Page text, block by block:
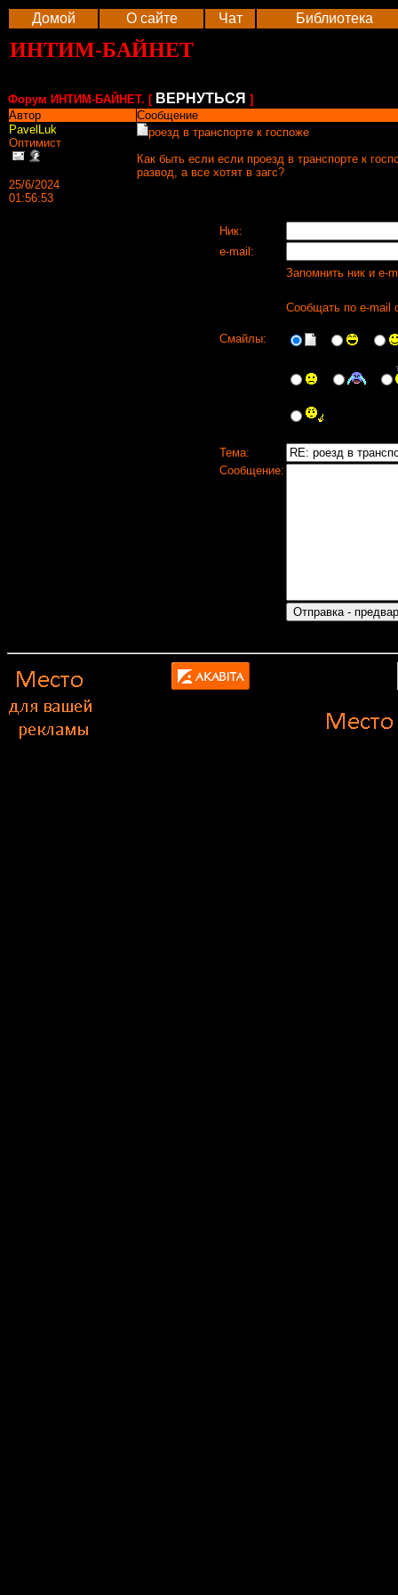
Домой О сайте Чат Библиотека
ИНТИМ-БАЙНЕТ
Форум ИНТИМ-БАЙНЕТ. [ ВЕРНУТЬСЯ ]
Автор
Сообщение
PavelLuk
Оптимист
25/6/2024
01:56:53
роезд в транспорте к госпоже
Как быть если если проезд в транспорте к
развод, а все хотят в загс?
Ник:
e-mail:
Запомнить ник и e-
Сообщать по e-mail
Смайлы:
Тема:
Сообщение: